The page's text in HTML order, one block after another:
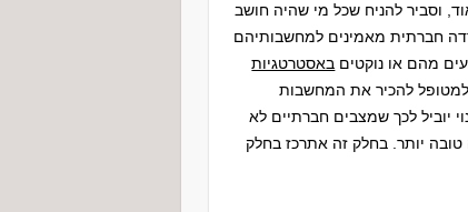
וסביר להניח שכל מי שהיה חושב
חברתית מאמינים למחשבותיהם
מהם או נוקטים באסטרטגיות
להכיר את המחשבות
יוביל לכך שמצבים חברתיים לא
טובה יותר. בחלק זה אתרכז בחלק